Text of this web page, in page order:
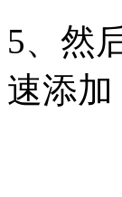
5、然
速添